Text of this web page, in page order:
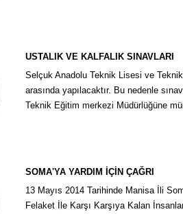
USTALIK VE KALFALIK SINAVLARI
Selçuk Anadolu Teknik Lisesi ve
arasında yapılacaktır. Bu nedenle
Teknik Eğitim merkezi Müdürlüğüne
SOMA'YA YARDIM İÇİN ÇAĞRI
13 Mayıs 2014 Tarihinde Manisa İli
Felaket İle Karşı Karşıya Kalan